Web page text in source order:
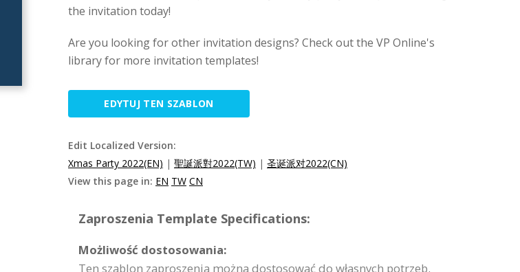
the invitation today!
Are you looking for other invitation designs? Check out the VP Online's
library for more invitation templates!
EDYTUJ TEN SZABLON
Edit Localized Version:
Xmas Party 2022(EN) | 聖誕派對2022(TW) | 圣诞派对2022(CN)
View this page in: EN TW CN
Zaproszenia Template Specifications:
Możliwość dostosowania:
Ten szablon zaproszenia można dostosować do własnych potrzeb.